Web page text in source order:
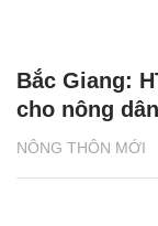
NÔNG THÔN MỚI
Bắc Giang:
cho nông dân